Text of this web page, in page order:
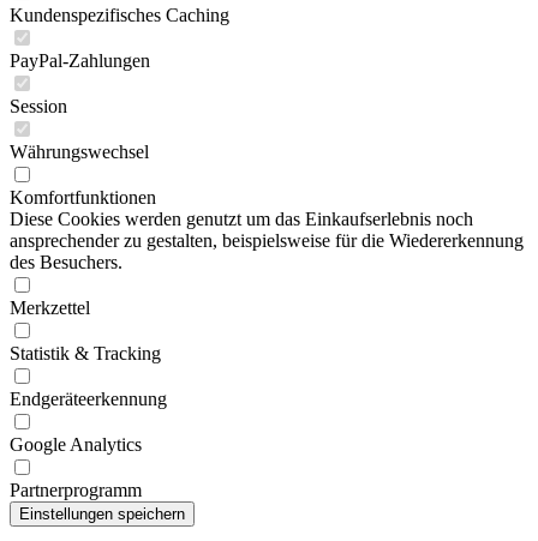
Kundenspezifisches Caching
PayPal-Zahlungen
Session
Währungswechsel
Komfortfunktionen
Diese Cookies werden genutzt um das Einkaufserlebnis noch
ansprechender zu gestalten, beispielsweise für die Wiedererkennung
des Besuchers.
Merkzettel
Statistik & Tracking
Endgeräteerkennung
Google Analytics
Partnerprogramm